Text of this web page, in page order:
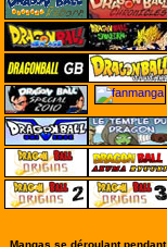
Mangas se déroulant pendant